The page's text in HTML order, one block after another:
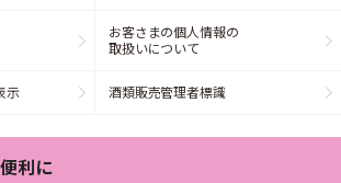
お客さまの個人情報の
取扱いについて
示 酒類販売管理者標識
利に